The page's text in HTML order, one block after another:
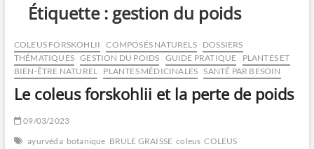
Étiquette : gestion du poids
COLEUS FORSKOHLII COMPOSÉS NATURELS
DOSSIERS
THÉMATIQUES GESTION DU POIDS GUIDE PRATIQUE
PLANTES ET
BIEN-ÊTRE NATUREL PLANTES MÉDICINALES SANTÉ PAR BESOIN
Le coleus forskohlii et la perte de poids
09/03/2023
ayurvéda botanique BRULE GRAISSE coleus COLEUS